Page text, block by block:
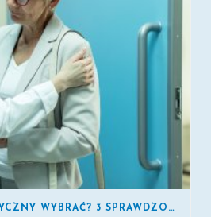
KTÓRY ZAWÓD MEDYCZNY WYBRAĆ? 3 SPRAWDZONE KIERUNKI